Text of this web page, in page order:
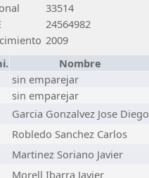
33514
24564982
2009
Nombre
sin emparejar
sin emparejar
Garcia Gonzalvez Jose Diego
Robledo Sanchez Carlos
Martinez Soriano Javier
Morell Ibarra Javier